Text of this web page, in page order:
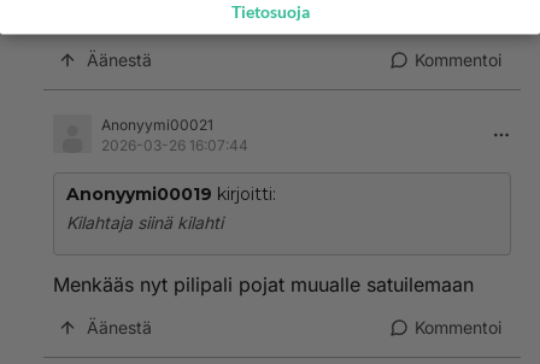
Kilahtaja siinä kilahti
Äänestä Kommentoi
Anonyymi00021
2026-03-26 16:07:44
Anonyymi00019 kirjoitti:
Kilahtaja siinä kilahti
Menkääs nyt pilipali pojat muualle satuilemaan
Äänestä Kommentoi
Tietosuoja